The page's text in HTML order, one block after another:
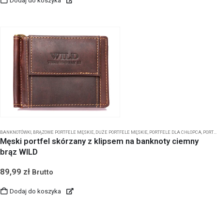
BANKNOTÓWKI BRĄZOWE PORTFELE MĘSKIE DUŻE PORTFELE MĘSKIE PORTFELE DLA CHŁOPCA PORTFELE MĘSKIE BEZ ZAPIĘCIA
Męski portfel skórzany z klipsem na banknoty ciemny
brąz WILD
89,99 zł Brutto
Dodaj do koszyka